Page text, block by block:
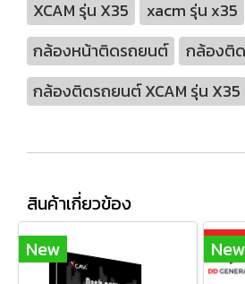
XCAM รุ่น X35
xacm รุ่น x35
กล้องหน้าติดรถยนต์
กล้องติ
กล้องติดรถยนต์ XCAM รุ่น X35
สินค้าเกี่ยวข้อง
New
New